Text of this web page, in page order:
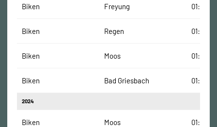
Biken Freyung
Biken Regen
Biken Moos
Biken Bad Griesbach
2024
Biken Moos